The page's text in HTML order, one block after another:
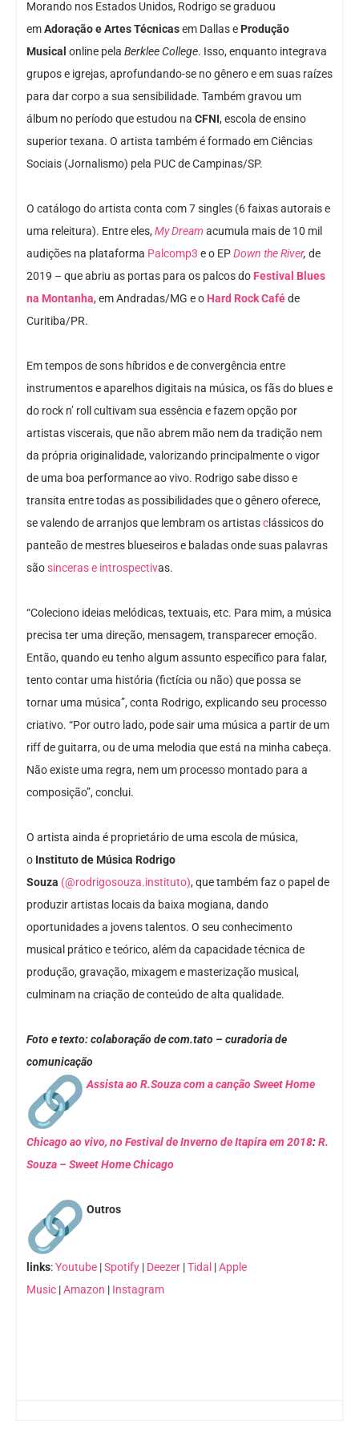
Morando nos Estados Unidos, Rodrigo se graduou
emAdoração e Artes Técnicasem Dallas e Produção
Musical online pela Berklee College. Isso, enquanto integrava
grupos e igrejas, aprofundando-se no gênero e em suas raízes
para dar corpo a sua sensibilidade. Também gravou um
álbum no período que estudou na CFNI, escola de ensino
superior texana. O artista também é formado em Ciências
Sociais (Jornalismo) pela PUC de Campinas/SP.
O catálogo do artista conta com 7 singles (6 faixas autorais e
uma releitura). Entre eles, My Dream acumula mais de 10 mil
audições na plataforma Palcomp3 e o EPDown the River, de
2019 – que abriu as portas para os palcos do Festival Blues
na Montanha, em Andradas/MG e o Hard Rock Caféde
Curitiba/PR.
Em tempos de sons híbridos e de convergência entre
instrumentos e aparelhos digitais na música, os fãs do blues e
do rock n’ roll cultivam sua essência e fazem opção por
artistas viscerais, que não abrem mão nem da tradição nem
da própria originalidade, valorizando principalmente o vigor
de uma boa performance ao vivo. Rodrigo sabe disso e
transita entre todas as possibilidades que o gênero oferece,
se valendo de arranjos que lembram os artistasclássicos do
panteão de mestres blueseiros e baladas onde suas palavras
sãosinceras e introspectivas.
“Coleciono ideias melódicas, textuais, etc. Para mim, a música
precisa ter uma direção, mensagem, transparecer emoção.
Então, quando eu tenho algum assunto específico para falar,
tento contar uma história (fictícia ou não) que possa se
tornar uma música”, conta Rodrigo, explicando seu processo
criativo. “Por outro lado, pode sair uma música a partir de um
riff de guitarra, ou de uma melodia que está na minha cabeça.
Não existe uma regra, nem um processo montado para a
composição”, conclui.
O artista ainda é proprietário de uma escola de música,
o Instituto de Música Rodrigo
Souza (@rodrigosouza.instituto), que também faz o papel de
produzir artistas locais da baixa mogiana, dando
oportunidades a jovens talentos. O seu conhecimento
musical prático e teórico, além da capacidade técnica de
produção, gravação, mixagem e masterização musical,
culminam na criação de conteúdo de alta qualidade.
Foto e texto: colaboração de com.tato – curadoria de
comunicação
Assista ao R.Souza com a canção Sweet Home
Chicago ao vivo, no Festival de Inverno de Itapira em 2018:R.
Souza – Sweet Home Chicago
Outros
links:Youtube |Spotify | Deezer |Tidal |Apple
Music |Amazon | Instagram